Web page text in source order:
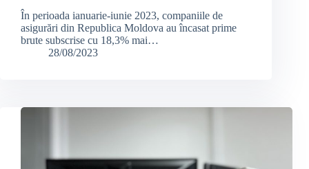
În perioada ianuarie-iunie 2023, companiile de
asigurări din Republica Moldova au încasat prime
brute subscrise cu 18,3% mai…
28/08/2023